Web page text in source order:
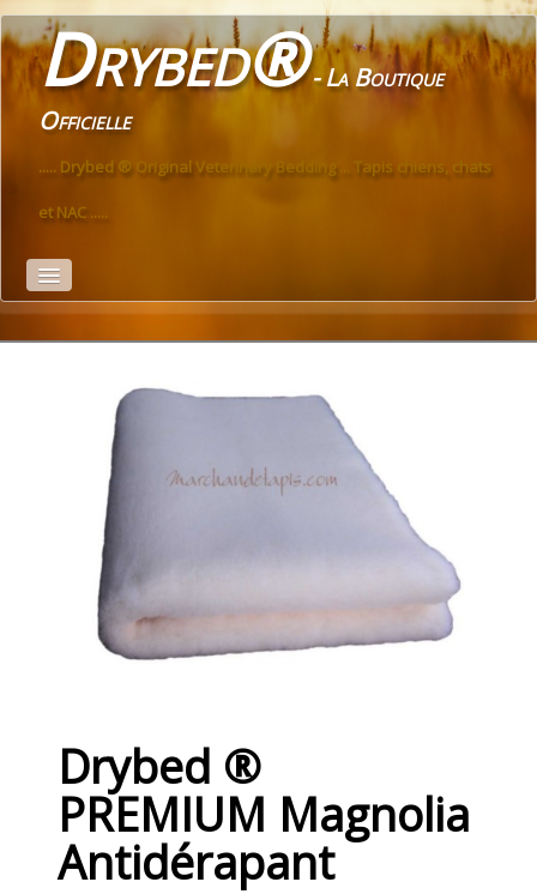
Drybed®- La Boutique
Officielle
..... Drybed ® Original Veterinary Bedding ... Tapis chiens, chats
et NAC .....
Accueil
ANTIDÉRAPANT
PREMIUM Antidérapant
Lots de Drybed®
0
Drybed ®
PREMIUM Magnolia
Antidérapant